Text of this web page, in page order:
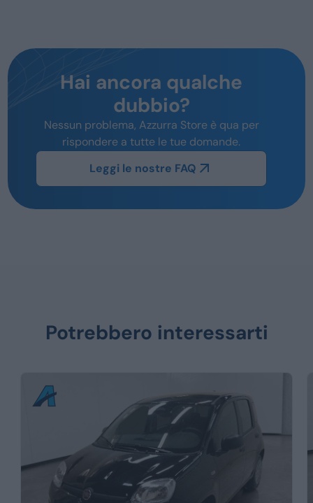
Hai ancora qualche
dubbio?
Nessun problema, Azzurra Store è qua per
rispondere a tutte le tue domande.
Leggi le nostre FAQ
Potrebbero interessarti